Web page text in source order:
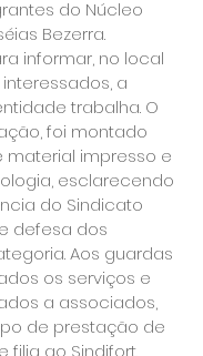
do Núcleo
Bezerra.
informar, no local
a
trabalha. O
foi montado
impresso e
esclarecendo
do Sindicato
defesa dos
Aos guardas
os serviços e
a associados,
de prestação de
filia ao Sindifort.